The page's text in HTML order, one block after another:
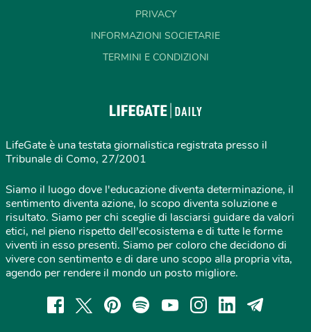
PRIVACY
INFORMAZIONI SOCIETARIE
TERMINI E CONDIZIONI
LifeGate è una testata giornalistica registrata presso il
Tribunale di Como, 27/2001
Siamo il luogo dove l'educazione diventa determinazione, il
sentimento diventa azione, lo scopo diventa soluzione e
risultato. Siamo per chi sceglie di lasciarsi guidare da valori
etici, nel pieno rispetto dell'ecosistema e di tutte le forme
viventi in esso presenti. Siamo per coloro che decidono di
vivere con sentimento e di dare uno scopo alla propria vita,
agendo per rendere il mondo un posto migliore.